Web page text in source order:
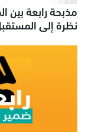
مذبحة رابعة بين
نظرة إلى